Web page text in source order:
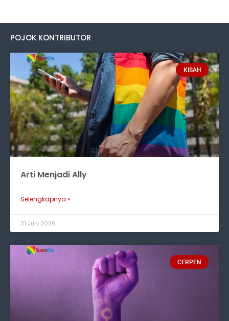
POJOK KONTRIBUTOR
KISAH
Arti Menjadi Ally
Selengkapnya »
31 July 2026
CERPEN